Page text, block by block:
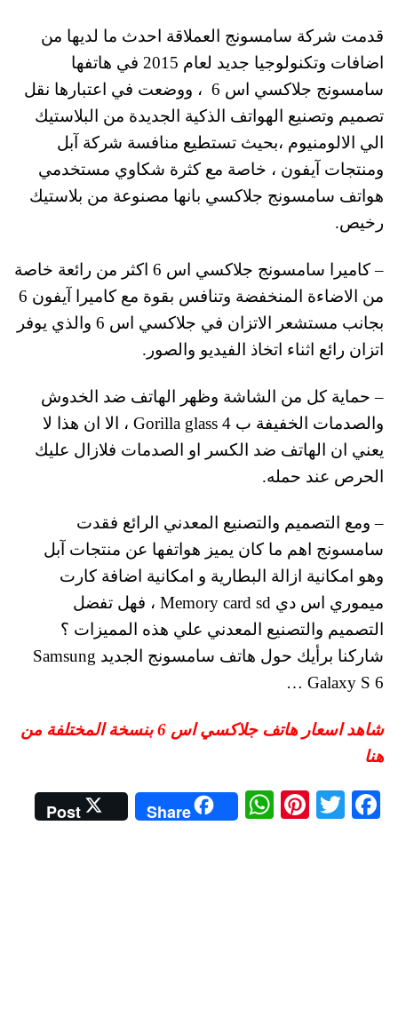
قدمت شركة سامسونج العملاقة احدث ما لديها من
اضافات وتكنولوجيا جديد لعام 2015 في هاتفها
سامسونج جلاكسي اس 6 ، ووضعت في اعتبارها نقل
تصميم وتصنيع الهواتف الذكية الجديدة من البلاستيك
الي الالومنيوم ،بحيث تستطيع منافسة شركة آبل
ومنتجات آيفون ، خاصة مع كثرة شكاوي مستخدمي
هواتف سامسونج جلاكسي بانها مصنوعة من بلاستيك
رخيص.
– كاميرا سامسونج جلاكسي اس 6 اكثر من رائعة خاصة
من الاضاءة المنخفضة وتنافس بقوة مع كاميرا آيفون 6
بجانب مستشعر الاتزان في جلاكسي اس 6 والذي يوفر
اتزان رائع اثناء اتخاذ الفيديو والصور.
– حماية كل من الشاشة وظهر الهاتف ضد الخدوش
والصدمات الخفيفة ب Gorilla glass 4 ، الا ان هذا لا
يعني ان الهاتف ضد الكسر او الصدمات فلازال عليك
الحرص عند حمله.
– ومع التصميم والتصنيع المعدني الرائع فقدت
سامسونج اهم ما كان يميز هواتفها عن منتجات آبل
وهو امكانية ازالة البطارية و امكانية اضافة كارت
ميموري اس دي Memory card sd ، فهل تفضل
التصميم والتصنيع المعدني علي هذه المميزات ؟
شاركنا برأيك حول هاتف سامسونج الجديد Samsung
Galaxy S 6 …
شاهد اسعار هاتف جلاكسي اس 6 بنسخة المختلفة من
هنا
Fa
T
Pi
W
ha
Share
Post